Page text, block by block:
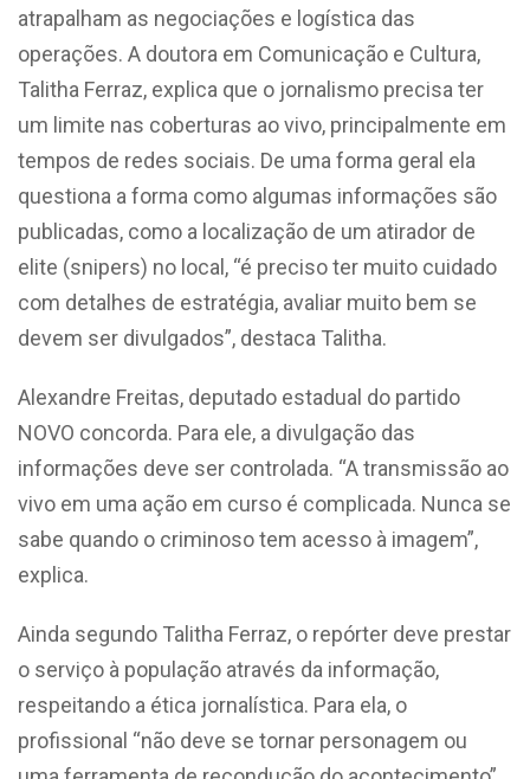
atrapalham as negociações e logística das
operações. A doutora em Comunicação e Cultura,
Talitha Ferraz, explica que o jornalismo precisa ter
um limite nas coberturas ao vivo, principalmente em
tempos de redes sociais. De uma forma geral ela
questiona a forma como algumas informações são
publicadas, como a localização de um atirador de
elite (snipers) no local, “é preciso ter muito cuidado
com detalhes de estratégia, avaliar muito bem se
devem ser divulgados”, destaca Talitha.
Alexandre Freitas, deputado estadual do partido
NOVO concorda. Para ele, a divulgação das
informações deve ser controlada. “A transmissão ao
vivo em uma ação em curso é complicada. Nunca se
sabe quando o criminoso tem acesso à imagem”,
explica.
Ainda segundo Talitha Ferraz, o repórter deve prestar
o serviço à população através da informação,
respeitando a ética jornalística. Para ela, o
profissional “não deve se tornar personagem ou